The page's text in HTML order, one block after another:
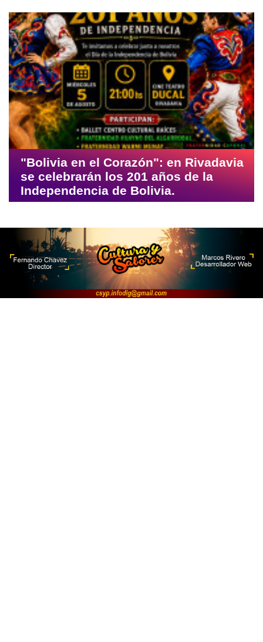
"Bolivia en el Corazón": en Rivadavia
se celebrarán los 201 años de la
Independencia de Bolivia.